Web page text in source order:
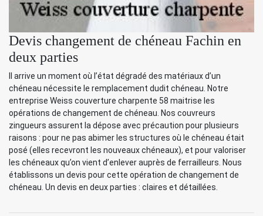
Devis changement de chéneau Fachin en
deux parties
Il arrive un moment où l’état dégradé des matériaux d’un
chéneau nécessite le remplacement dudit chéneau. Notre
entreprise Weiss couverture charpente 58 maitrise les
opérations de changement de chéneau. Nos couvreurs
zingueurs assurent la dépose avec précaution pour plusieurs
raisons : pour ne pas abimer les structures où le chéneau était
posé (elles recevront les nouveaux chéneaux), et pour valoriser
les chéneaux qu’on vient d’enlever auprès de ferrailleurs. Nous
établissons un devis pour cette opération de changement de
chéneau. Un devis en deux parties : claires et détaillées.